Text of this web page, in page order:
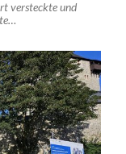
versteckte und